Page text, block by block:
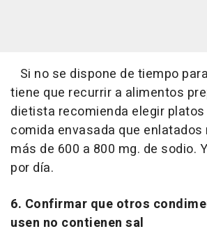
Si no se dispone de tiempo
tiene que recurrir a alimentos
dietista recomienda elegir
comida envasada que
más de 600 a 800 mg. de sodio.
por día.
6. Confirmar que otros
usen no contienen sal